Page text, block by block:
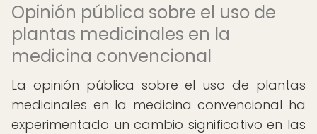
Opinión pública sobre el uso de
plantas medicinales en la
medicina convencional
La opinión pública sobre el uso de plantas
medicinales en la medicina convencional ha
experimentado un cambio significativo en las